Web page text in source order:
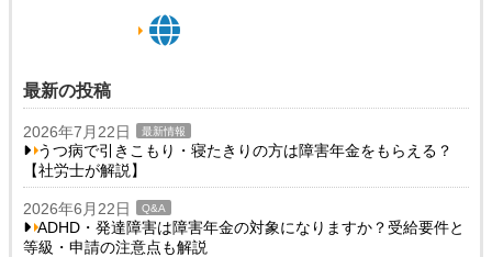
最新の投稿
2026年7月22日 最新情報
うつ病で引きこもり・寝たきりの方は障害年金をもらえる？
【社労士が解説】
2026年6月22日 Q&A
ADHD・発達障害は障害年金の対象になりますか？受給要件と
等級・申請の注意点も解説